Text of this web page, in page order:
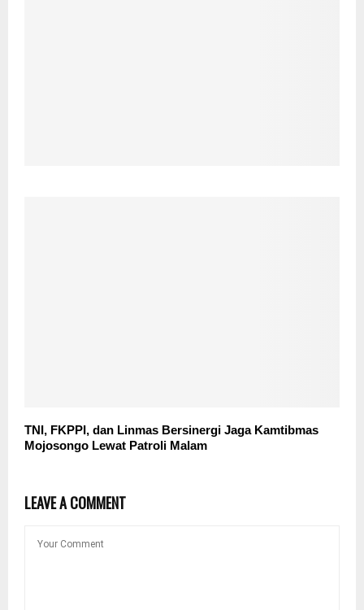
TNI, FKPPI, dan Linmas Bersinergi Jaga Kamtibmas
Mojosongo Lewat Patroli Malam
LEAVE A COMMENT